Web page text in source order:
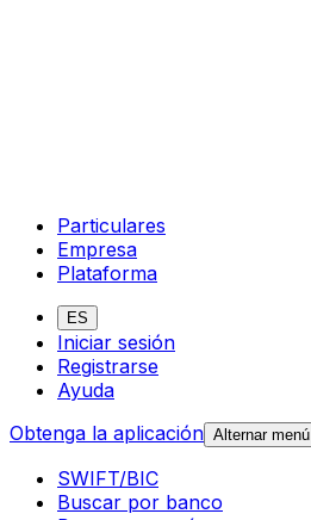
Particulares
Empresa
Plataforma
ES
Iniciar sesión
Registrarse
Ayuda
Obtenga la aplicación Alternar menú
SWIFT/BIC
Buscar por banco